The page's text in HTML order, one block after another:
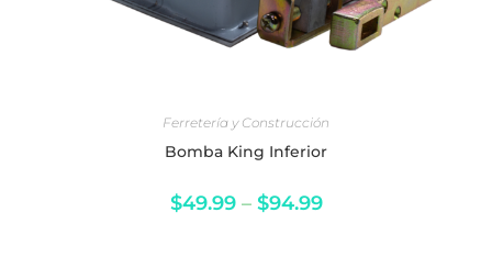
Bomba King Inferior
$94.99